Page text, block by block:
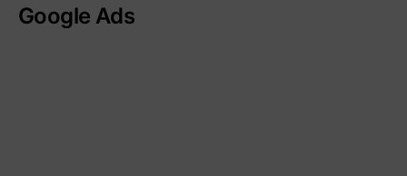
Google Ads